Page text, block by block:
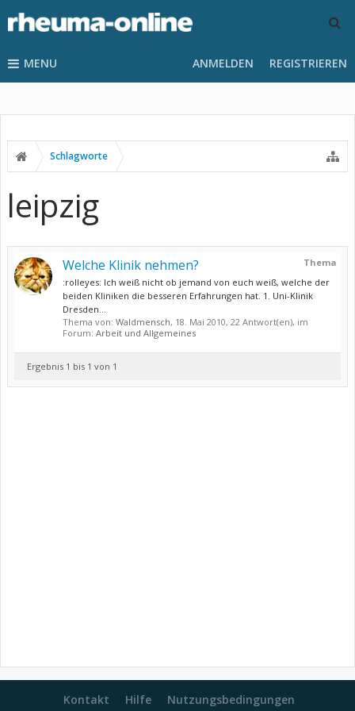
MENU ANMELDEN REGISTRIEREN
Schlagworte
leipzig
Thema
Welche Klinik nehmen?
:rolleyes: Ich weiß nicht ob jemand von euch weiß, welche der
beiden Kliniken die besseren Erfahrungen hat. 1. Uni-Klinik
Dresden...
Thema von: Waldmensch, 18. Mai 2010, 22 Antwort(en), im
Forum: Arbeit und Allgemeines
Ergebnis 1 bis 1 von 1
Kontakt Hilfe Nutzungsbedingungen